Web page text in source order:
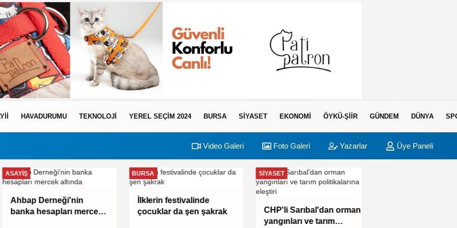
HAVADURUMU TEKNOLOJI YEREL SEÇİM 2024 BURSA SIYASET EKONOMI ÖYKÜ-ŞIIR GÜNDEM DÜNYA
Video Galeri Foto Galeri Yazarlar Üye Paneli
ASAYIŞ
Ahbap Derneği'nin
banka hesapları mercek
BURSA
İlklerin festivalinde
çocuklar da şen şakrak
SIYASET
CHP'li Sarıbal'dan orman
yangınları ve tarım